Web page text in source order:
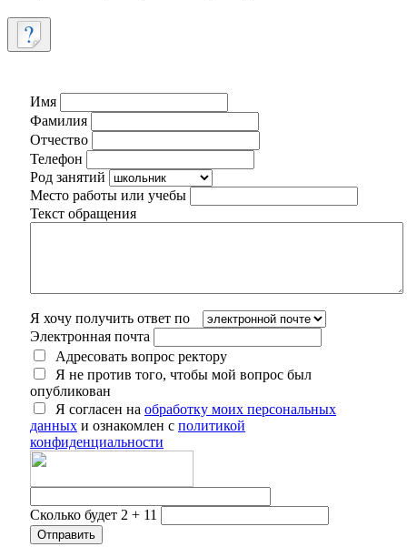
Имя
Фамилия
Отчество
Телефон
Род занятий
Место работы или учебы
Текст обращения
Я хочу получить ответ по
Электронная почта
Адресовать вопрос ректору
Я не против того, чтобы мой вопрос был
опубликован
Я согласен на обработку моих персональных
данных и ознакомлен с политикой
конфиденциальности
Сколько будет 2 + 11